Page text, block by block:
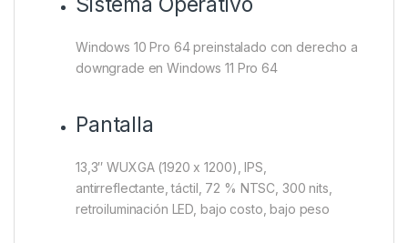
Windows 10 Pro 64 preinstalado con derecho a
downgrade en Windows 11 Pro 64
Pantalla
13,3″ WUXGA (1920 x 1200), IPS,
antirreflectante, táctil, 72 % NTSC, 300 nits,
retroiluminación LED, bajo costo, bajo peso